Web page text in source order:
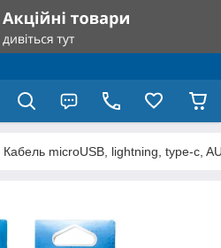
Кабель microUSB, lightning, type-c,